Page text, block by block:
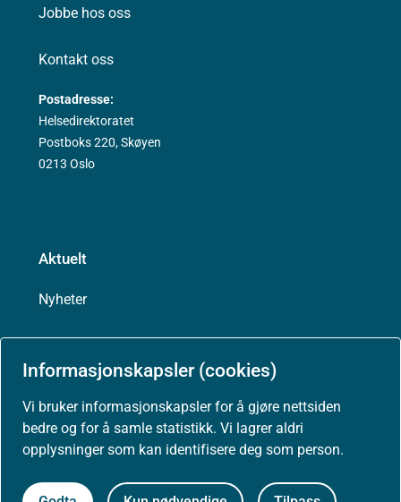
Informasjonskapsler (cookies)
Vi bruker informasjonskapsler for å gjøre nettsiden
bedre og for å samle statistikk. Vi lagrer aldri
opplysninger som kan identifisere deg som person.
Jobbe hos oss
Kontakt oss
Postadresse:
Helsedirektoratet
Postboks 220, Skøyen
0213 Oslo
Aktuelt
Nyheter
Presse